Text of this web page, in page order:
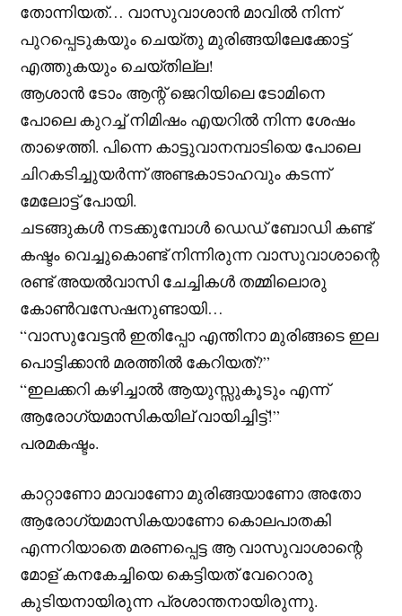
തോന്നിയത്… വാസുവാശാൻ മാവിൽ നിന്ന്
പുറപ്പെടുകയും ചെയ്തു മുരിങ്ങയിലേക്കോട്ട്
എത്തുകയും ചെയ്തില്ല!
ആശാൻ ടോം ആന്റ് ജെറിയിലെ ടോമിനെ
പോലെ കുറച്ച് നിമിഷം എയറിൽ നിന്ന ശേഷം
താഴെത്തി. പിന്നെ കാട്ടുവാനമ്പാടിയെ പോലെ
ചിറകടിച്ചുയർന്ന് അണ്ടകാടാഹവും കടന്ന്
മേലോട്ട് പോയി.
ചടങ്ങുകൾ നടക്കുമ്പോൾ ഡെഡ് ബോഡി കണ്ട്
കഷ്ടം വെച്ചുകൊണ്ട് നിന്നിരുന്ന വാസുവാശാന്റെ
രണ്ട് അയൽവാസി ചേച്ചികൾ തമ്മിലൊരു
കോൺവസേഷനുണ്ടായി…
“വാസുവേട്ടൻ ഇതിപ്പോ എന്തിനാ മുരിങ്ങടെ ഇല
പൊട്ടിക്കാൻ മരത്തിൽ കേറിയത്?”
“ഇലക്കറി കഴിച്ചാൽ ആയുസ്സുകൂടും എന്ന്
ആരോഗ്യമാസികയില് വായിച്ചിട്ട്!”
പരമകഷ്ടം.
കാറ്റാണോ മാവാണോ മുരിങ്ങയാണോ അതോ
ആരോഗ്യമാസികയാണോ കൊലപാതകി
എന്നറിയാതെ മരണപ്പെട്ട ആ വാസുവാശാന്റെ
മോള് കനകേച്ചിയെ കെട്ടിയത് വേറൊരു
കുടിയനായിരുന്ന പ്രശാന്തനായിരുന്നു.